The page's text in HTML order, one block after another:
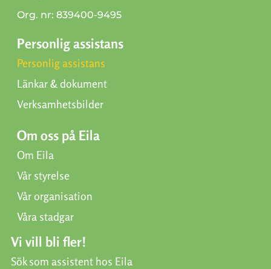
Org. nr: 839400-9495
Personlig assistans
Personlig assistans
Länkar & dokument
Verksamhetsbilder
Om oss på Eila
Om Eila
Vår styrelse
Vår organisation
Våra stadgar
Vi vill bli fler!
Sök som assistent hos Eila